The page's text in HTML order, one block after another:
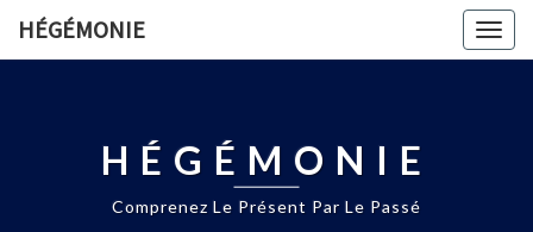
HÉGÉMONIE
HÉGÉMONIE
Comprenez Le Présent Par Le Passé